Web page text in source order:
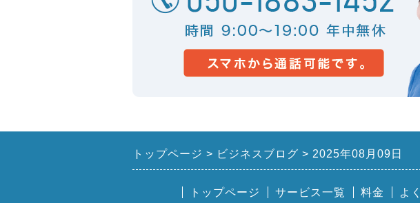
トップページ ビジネスブログ 2025年08月09日
トップページ サービス一覧 料金 よ